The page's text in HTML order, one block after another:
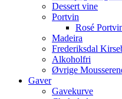
Dessert vine
Portvin
Rosé
Madeira
Frederiksdal
Alkoholfri
Øvrige
Gaver
Gavekurve